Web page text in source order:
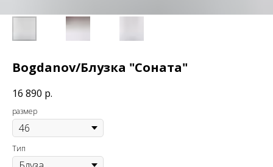
Bogdanov/Блузка "Соната"
16 890 р.
размер
Тип